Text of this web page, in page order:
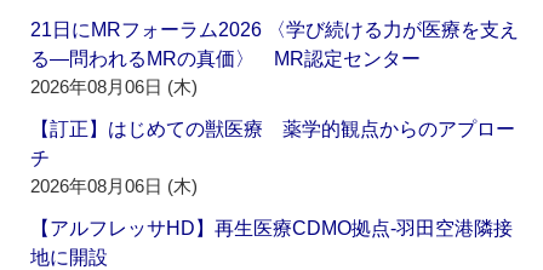
21日にMRフォーラム2026 〈学び続ける力が医療を支え
る―問われるMRの真価〉 MR認定センター
2026年08月06日 (木)
【訂正】はじめての獣医療 薬学的観点からのアプロー
チ
2026年08月06日 (木)
【アルフレッサHD】再生医療CDMO拠点‐羽田空港隣接
地に開設